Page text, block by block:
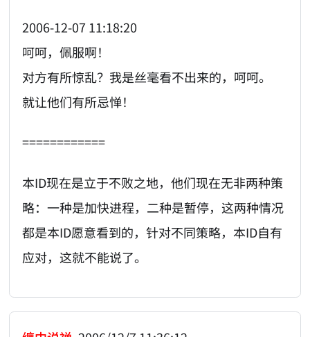
2006-12-07 11:18:20
呵呵，佩服啊！
对方有所惊乱？我是丝毫看不出来的，呵呵。
就让他们有所忌惮！
============
本ID现在是立于不败之地，他们现在无非两种策
略：一种是加快进程，二种是暂停，这两种情况
都是本ID愿意看到的，针对不同策略，本ID自有
应对，这就不能说了。